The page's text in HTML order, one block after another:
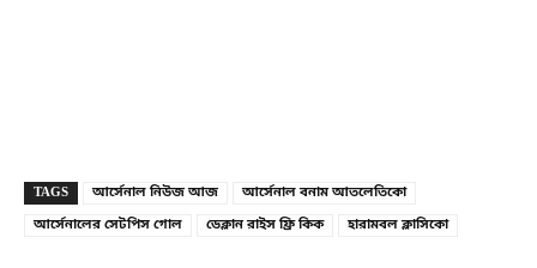
TAGS আর্সেনাল নিউজ আজ
আর্সেনাল বনাম আতলেতিকো
আর্সেনালের সেটপিস গোল
ডেক্লান রাইস ফ্রি কিক হারামবল ক্লাসিকো